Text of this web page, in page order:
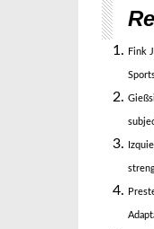
Fink